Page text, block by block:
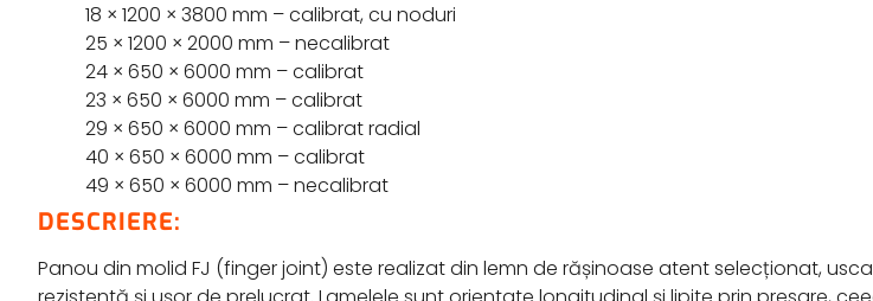
18 × 1200 × 3800 mm – calibrat, cu noduri
25 × 1200 × 2000 mm – necalibrat
24 × 650 × 6000 mm – calibrat
23 × 650 × 6000 mm – calibrat
29 × 650 × 6000 mm – calibrat radial
40 × 650 × 6000 mm – calibrat
49 × 650 × 6000 mm – necalibrat
DESCRIERE:
Panou din molid FJ (finger joint) este realizat din lemn de rășinoase atent selecționat,